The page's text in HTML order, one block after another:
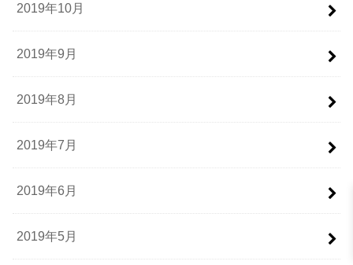
2019年10月
2019年9月
2019年8月
2019年7月
2019年6月
2019年5月